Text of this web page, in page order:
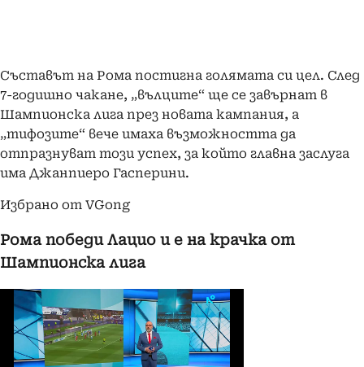
Съставът на Рома постигна голямата си цел. След
7-годишно чакане, „вълците“ ще се завърнат в
Шампионска лига през новата кампания, а
„тифозите“ вече имаха възможността да
отпразнуват този успех, за който главна заслуга
има Джанпиеро Гасперини.
Избрано от VGong
Рома победи Лацио и е на крачка от
Шампионска лига